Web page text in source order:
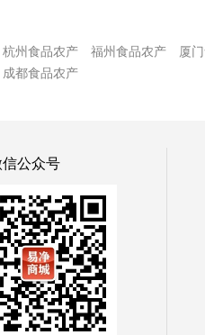
杭州食品农产 福州食品农产 厦
成都食品农产
公众号